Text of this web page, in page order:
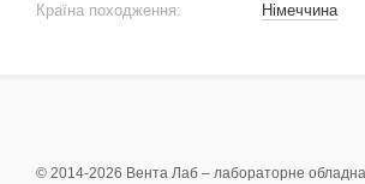
Країна походження:
Німеччина
© 2014-2026 Вента Лаб – лабораторне